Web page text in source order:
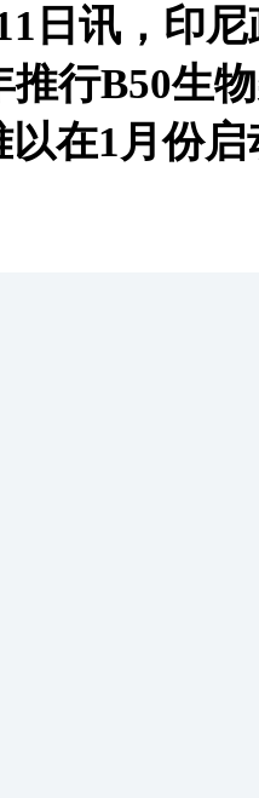
日讯，印
推行B50生
在1月份启